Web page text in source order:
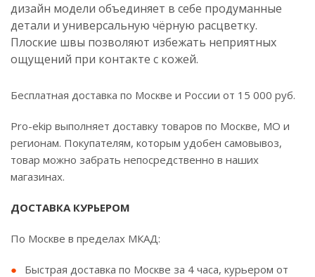
дизайн модели объединяет в себе продуманные
детали и универсальную чёрную расцветку.
Плоские швы позволяют избежать неприятных
ощущений при контакте с кожей.
Бесплатная доставка по Москве и России от 15 000 руб.
Pro-ekip выполняет доставку товаров по Москве, МО и
регионам. Покупателям, которым удобен самовывоз,
товар можно забрать непосредственно в наших
магазинах.
ДОСТАВКА КУРЬЕРОМ
По Москве в пределах МКАД:
Быстрая доставка по Москве за 4 часа, курьером от